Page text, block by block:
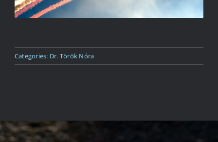
Categories: Dr. Török Nóra